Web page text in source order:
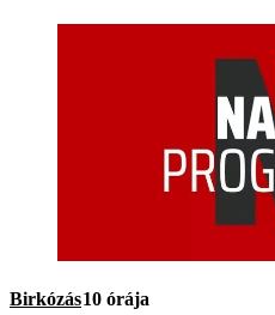
Birkózás10 órája